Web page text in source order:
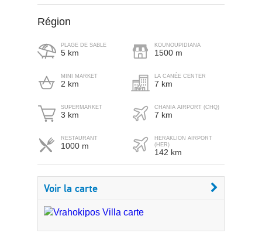
Région
PLAGE DE SABLE
5 km
MINI MARKET
2 km
SUPERMARKET
3 km
RESTAURANT
1000 m
KOUNOUPIDIANA
1500 m
LA CANÉE CENTER
7 km
CHANIA AIRPORT (CHQ)
7 km
HERAKLION AIRPORT
(HER)
142 km
Voir la carte